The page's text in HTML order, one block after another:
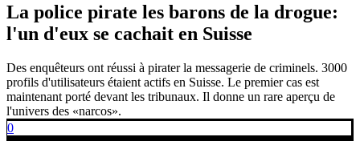
La police pirate les barons de la drogue:
l'un d'eux se cachait en Suisse
Des enquêteurs ont réussi à pirater la messagerie de criminels. 3000
profils d'utilisateurs étaient actifs en Suisse. Le premier cas est
maintenant porté devant les tribunaux. Il donne un rare aperçu de
l'univers des «narcos».
0